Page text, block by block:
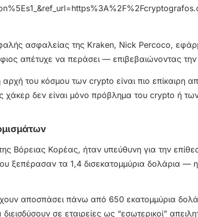
ασφαλείας της Kraken, Nick Percoco,
απέτυχε να περάσει — επιβεβαιώνοντας
του κόσμου των crypto είναι πιο επίκαιρη
χάκερ δεν είναι μόνο πρόβλημα του crypto ή
Βόρειας Κορέας, ήταν υπεύθυνη για την
ξεπέρασαν τα 1,4 δισεκατομμύρια δολάρια —
αποσπάσει πάνω από 650 εκατομμύρια
σε εταιρείες ως “εσωτερικοί”